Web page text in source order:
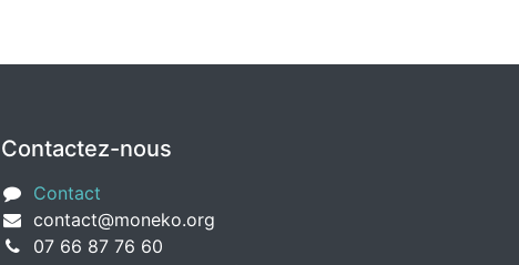
Contactez-nous
Contact
contact@moneko.org
07 66 87 76 60